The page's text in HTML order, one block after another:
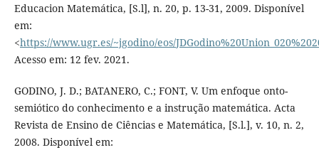
Educacion Matemática, [S.l], n. 20, p. 13-31, 2009. Disponível
em:
<https://www.ugr.es/~jgodino/eos/
Acesso em: 12 fev. 2021.
GODINO, J. D.; BATANERO, C.; FONT, V. Um enfoque onto-
semiótico do conhecimento e a instrução matemática. Acta
Revista de Ensino de Ciências e Matemática, [S.l.], v. 10, n. 2,
2008. Disponível em: